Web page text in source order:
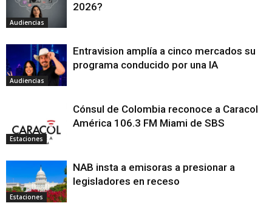
Audiencias
2026?
Audiencias
Entravision amplía a cinco mercados su
programa conducido por una IA
Estaciones
Cónsul de Colombia reconoce a Caracol
América 106.3 FM Miami de SBS
Estaciones
NAB insta a emisoras a presionar a
legisladores en receso